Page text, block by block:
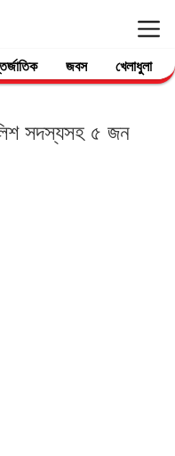
জবস খেলাধুলা
সদস্যসহ ৫ জন